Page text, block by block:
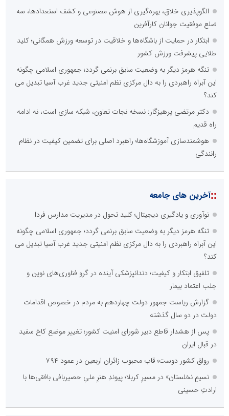
الگوپذیری خلاق، بهره‌گیری از هوش مصنوعی و کشف استعدادها، سه
ضلع موفقیت جوانان کارآفرین
ابتکار در حمایت از باشگاه‌ها و خلاقیت در توسعه ورزش همگانی؛ کلید
طلایی پیشرفت ورزش کشور
تنگه هرمز دیگر به وضعیت سابق برنمی گردد؛ جمهوری اسلامی چگونه
این آبراه راهبردی را به دال مرکزی نظم امنیتی جدید غرب آسیا تبدیل می
کند؟
دکتر مرتضی پرهیزگار: نسخه نجات تعاون، شبکه سازی است، نه ادامه
راه قدیم
هوشمندسازی آموزشگاه‌ها؛ راهبرد اصلی برای تضمین کیفیت در نظام
رانندگی
::آخرین های جامعه
نوآوری و یادگیری دیجیتال؛ کلید تحول در مدیریت مدارس فردا
تنگه هرمز دیگر به وضعیت سابق برنمی گردد؛ جمهوری اسلامی چگونه
این آبراه راهبردی را به دال مرکزی نظم امنیتی جدید غرب آسیا تبدیل می
کند؟
تلفیق ابتکار و کیفیت؛ دندانپزشکی آینده در گرو فناوری‌های نوین و
جلب اعتماد بیمار
گزارش ریاست جمهور دولت چهاردهم به مردم در خصوص اقدامات
دولت در دو سال گذشته
پس از هشدار قاطع دبیر شورای امنیت کشور؛ تغییر موضع کاخ سفید
در قبال ایران
رواق کشور دوست؛ قاب محبوب زائران اربعین در عمود ۷۹۴
نسیمِ نخلستان» در مسیرِ کربلا؛ پیوندِ هنرِ ملیِ حصیربافی بافقی‌ها با
ارادتِ حسینی